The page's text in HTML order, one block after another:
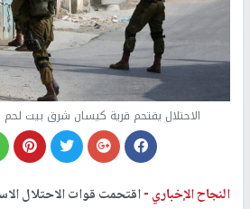
الاحتلال يقتحم قرية كيسان شرق بيت
النجاح الإخباري -اقتحمت قوات الاحتلال